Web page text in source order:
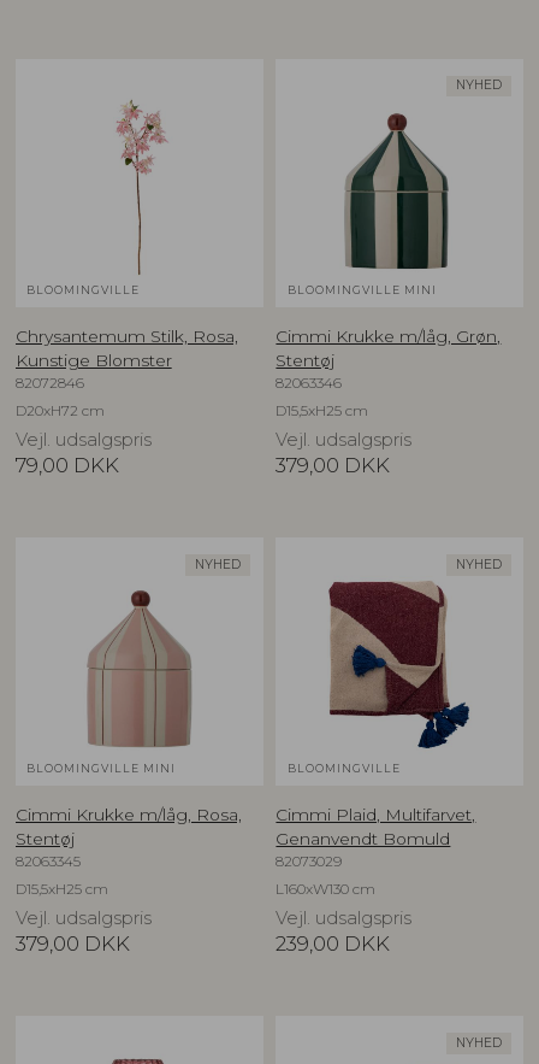
BLOOMINGVILLE
Chrysantemum Stilk, Rosa,
Kunstige Blomster
82072846
D20xH72 cm
Vejl. udsalgspris
79,00 DKK
NYHED
BLOOMINGVILLE MINI
Cimmi Krukke m/låg, Grøn,
Stentøj
82063346
D15,5xH25 cm
Vejl. udsalgspris
379,00 DKK
NYHED
BLOOMINGVILLE MINI
Cimmi Krukke m/låg, Rosa,
Stentøj
82063345
D15,5xH25 cm
Vejl. udsalgspris
379,00 DKK
NYHED
BLOOMINGVILLE
Cimmi Plaid, Multifarvet,
Genanvendt Bomuld
82073029
L160xW130 cm
Vejl. udsalgspris
239,00 DKK
NYHED